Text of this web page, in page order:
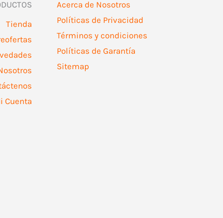
Tienda
Cuenta
Acerca de Nosotros
Políticas de Privacidad
Términos y condiciones
Políticas de Garantía
Sitemap